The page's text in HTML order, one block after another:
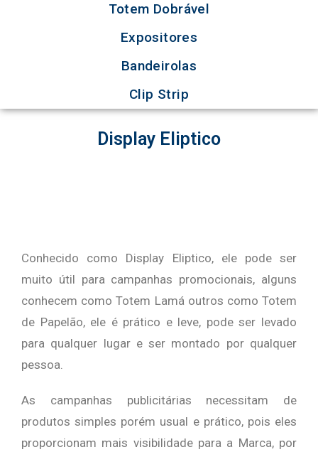
Totem Dobrável
Expositores
Bandeirolas
Clip Strip
Display Eliptico
Conhecido como Display Eliptico, ele pode ser
muito útil para campanhas promocionais, alguns
conhecem como Totem Lamá outros como Totem
de Papelão, ele é prático e leve, pode ser levado
para qualquer lugar e ser montado por qualquer
pessoa.
As campanhas publicitárias necessitam de
produtos simples porém usual e prático, pois eles
proporcionam mais visibilidade para a Marca, por